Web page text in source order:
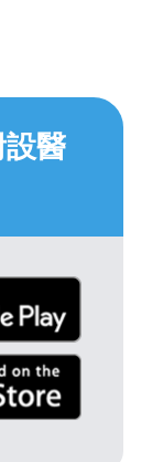
醫